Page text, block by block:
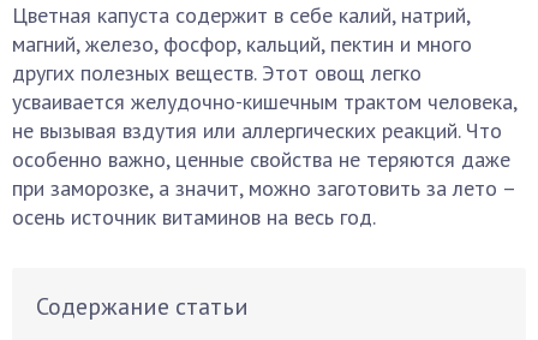
Цветная капуста содержит в себе калий, натрий,
магний, железо, фосфор, кальций, пектин и много
других полезных веществ. Этот овощ легко
усваивается желудочно-кишечным трактом человека,
не вызывая вздутия или аллергических реакций. Что
особенно важно, ценные свойства не теряются даже
при заморозке, а значит, можно заготовить за лето –
осень источник витаминов на весь год.
Содержание статьи